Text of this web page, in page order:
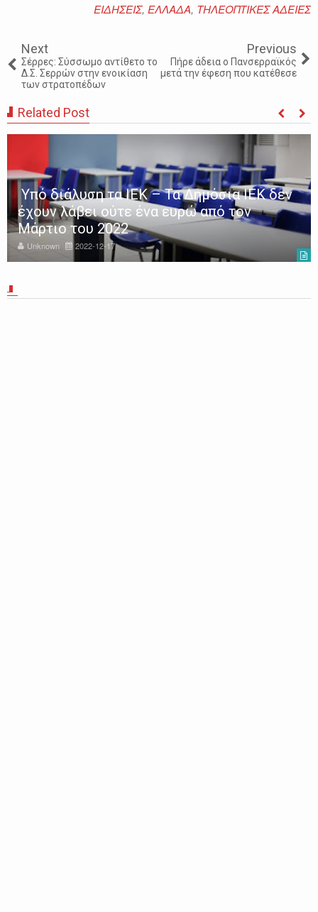
ΕΙΔΗΣΕΙΣ, ΕΛΛΑΔΑ, ΤΗΛΕΟΠΤΙΚΕΣ ΑΔΕΙΕΣ
Next
Σέρρες: Σύσσωμο αντίθετο το
Δ.Σ. Σερρών στην ενοικίαση
των στρατοπέδων
Previous
Πήρε άδεια ο Πανσερραϊκός
μετά την έφεση που κατέθεσε
Related Post
Υπό διάλυση τα ΙΕΚ – Τα Δημόσια ΙΕΚ δεν
έχουν λάβει ούτε ένα ευρώ από τον
Μάρτιο του 2022
Unknown 2022-12-17